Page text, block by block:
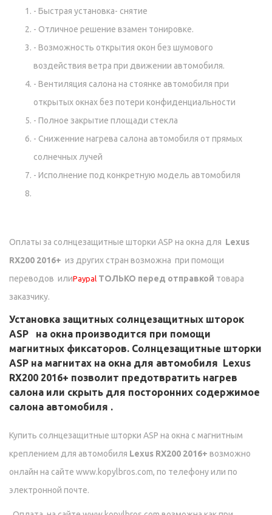
- Быстрая установка- снятие
- Отличное решение взамен тонировке.
- Возможность открытия окон без шумового
воздействия ветра при движении автомобиля.
- Вентиляция салона на стоянке автомобиля при
открытых окнах без потери конфиденциальности
- Полное закрытие площади стекла
- Сниженние нагрева салона автомобиля от прямых
солнечных лучей
- Исполнение под конкретную модель автомобиля
Оплаты за солнцезащитные шторки ASP на окна для Lexus
RX200 2016+ из других стран возможна при помощи
переводов илиPaypal ТОЛЬКО перед отправкой товара
заказчику.
Установка защитных солнцезащитных шторок
ASP на окна производится при помощи
магнитных фиксаторов. Солнцезащитные шторки
ASP на магнитах на окна для автомобиля Lexus
RX200 2016+ позволит предотвратить нагрев
салона или скрыть для посторонних содержимое
салона автомобиля .
Купить солнцезащитные шторки ASP на окна с магнитным
креплением для автомобиля Lexus RX200 2016+ возможно
онлайн на сайте www.kopylbros.com, по телефону или по
электронной почте.